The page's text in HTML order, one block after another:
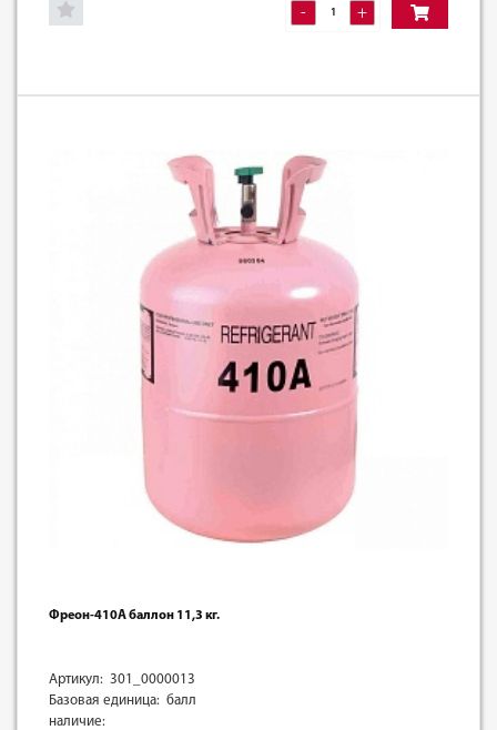
- +
Фреон-410А баллон 11,3 кг.
Артикул: 301_0000013
Базовая единица: балл
наличие: